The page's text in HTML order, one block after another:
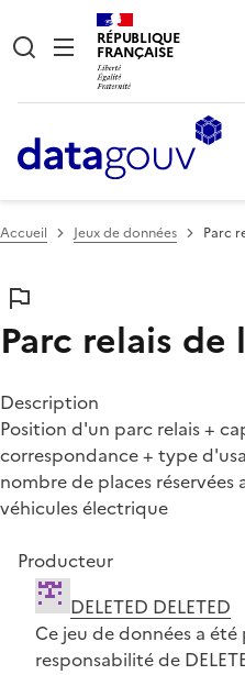
RÉPUBLIQUE
FRANÇAISE
Accueil Jeux de données Parc
Parc relais de
Description
Position d'un parc relais +
correspondance + type
nombre de places réservées
véhicules électrique
Producteur
DELETED DELETED
Ce jeu de données a
responsabilité de